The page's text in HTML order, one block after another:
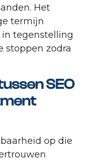
Het
termijn
tegenstelling
stoppen zodra
SEO
op die